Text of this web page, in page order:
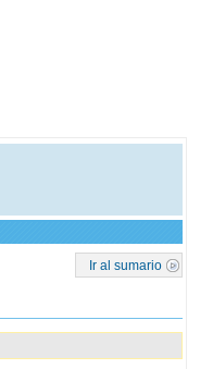
Ir al sumario